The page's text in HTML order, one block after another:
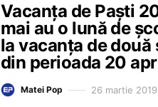
Vacanța de Paști
mai au o lună de
la vacanța de două
din perioada 20
Matei Pop 26 martie 2019